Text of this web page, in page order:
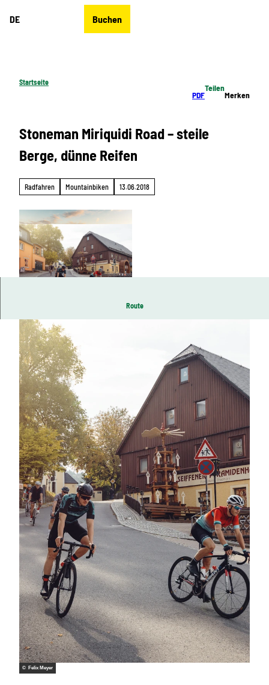
DE Buchen
Startseite
PDF
Teilen
Merken
Stoneman Miriquidi Road – steile
Berge, dünne Reifen
Radfahren Mountainbiken 13.06.2018
Route
© Felix Meyer